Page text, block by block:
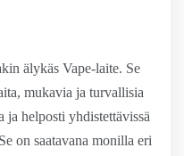
älykäs Vape-laite. Se
mukavia ja turvallisia
ja helposti yhdistettävissä
on saatavana monilla eri